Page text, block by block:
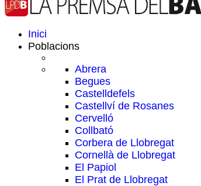
Inici
Poblacions
Abrera
Begues
Castelldefels
Castellví de Rosanes
Cervelló
Collbató
Corbera de Llobregat
Cornellà de Llobregat
El Papiol
El Prat de Llobregat